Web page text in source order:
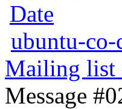
Date
ubuntu-
Mailing list
Message